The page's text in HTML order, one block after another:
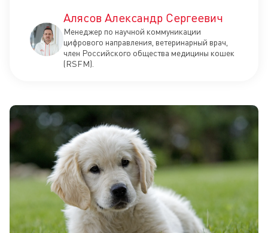
Алясов Александр Сергеевич
Менеджер по научной коммуникации
цифрового направления, ветеринарный врач,
член Российского общества медицины кошек
(RSFM).